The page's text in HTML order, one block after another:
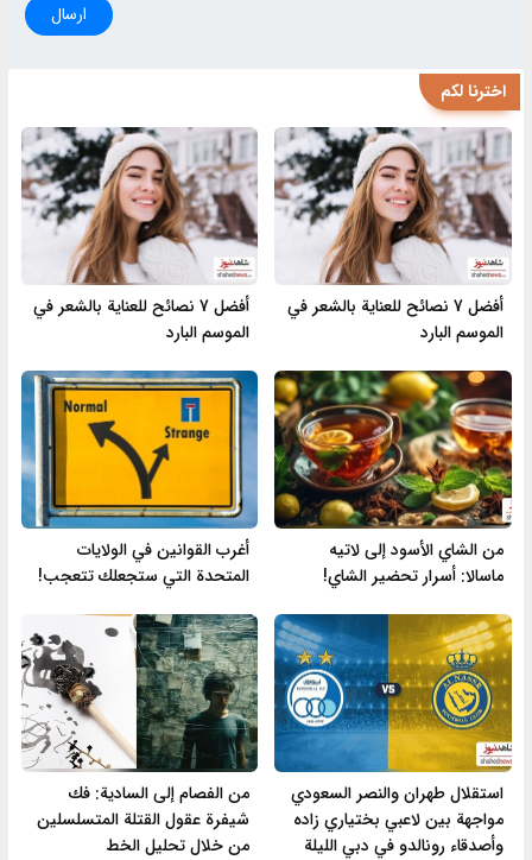
ارسال
اخترنا لكم
أفضل 7 نصائح للعناية بالشعر في
الموسم البارد
أفضل 7 نصائح للعناية بالشعر في
الموسم البارد
من الشاي الأسود إلى لاتيه
ماسالا: أسرار تحضير الشاي!
أغرب القوانين في الولايات
المتحدة التي ستجعلك تتعجب!
استقلال طهران والنصر السعودي
مواجهة بين لاعبي بختياري زاده
وأصدقاء رونالدو في دبي الليلة
من الفصام إلى السادية: فك
شيفرة عقول القتلة المتسلسلين
من خلال تحليل الخط